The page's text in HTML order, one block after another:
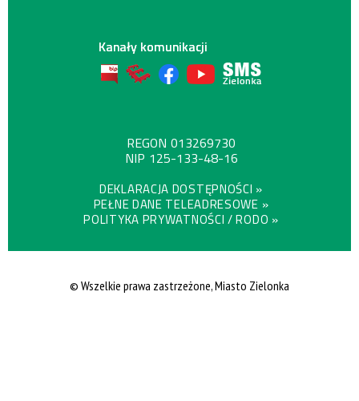
Kanały komunikacji
REGON 013269730
NIP 125-133-48-16
DEKLARACJA DOSTĘPNOŚCI »
PEŁNE DANE TELEADRESOWE »
POLITYKA PRYWATNOŚCI / RODO »
© Wszelkie prawa zastrzeżone, Miasto Zielonka